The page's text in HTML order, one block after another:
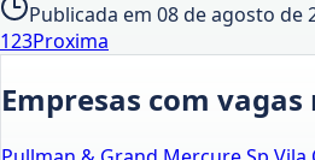
Publicada em 08 de agosto de
123Proxima
Empresas com vagas